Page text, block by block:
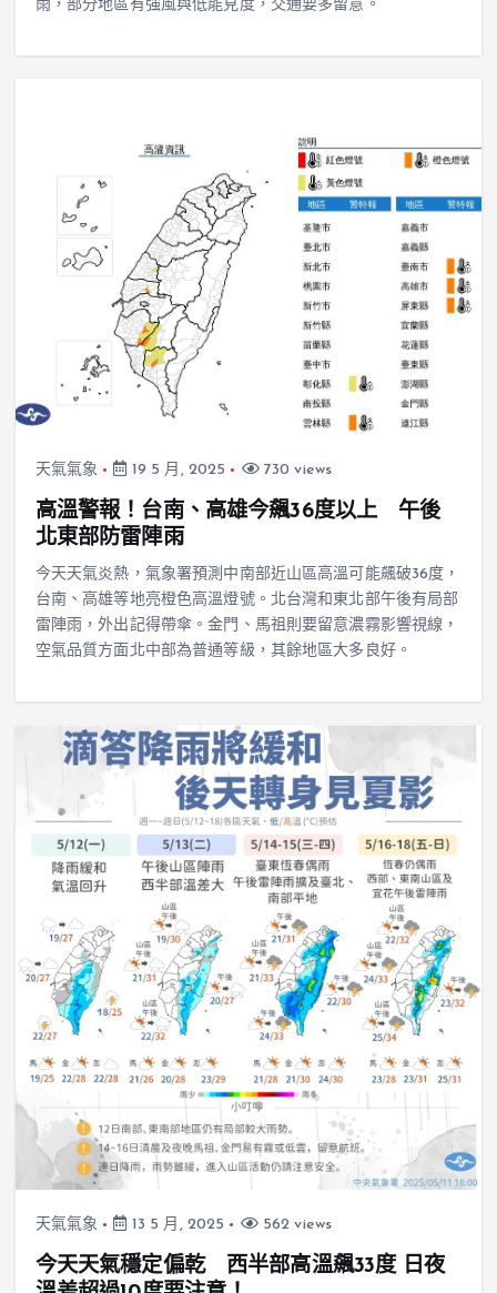
雨，部分地區有強風與低能見度，交通要多留意。
天氣氣象 19 5 月, 2025 730 views
高溫警報！台南、高雄今飆36度以上 午後
北東部防雷陣雨
今天天氣炎熱，氣象署預測中南部近山區高溫可能飆破36度，
台南、高雄等地亮橙色高溫燈號。北台灣和東北部午後有局部
雷陣雨，外出記得帶傘。金門、馬祖則要留意濃霧影響視線，
空氣品質方面北中部為普通等級，其餘地區大多良好。
天氣氣象 13 5 月, 2025 562 views
今天天氣穩定偏乾 西半部高溫飆33度 日夜